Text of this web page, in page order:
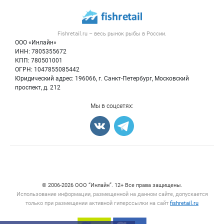
Fishretail.ru – весь рынок рыбы в России.
ООО «Инлайн»
ИНН: 7805355672
КПП: 780501001
ОГРН: 1047855085442
Юридический адрес: 196066, г. Санкт-Петербург, Московский
проспект, д. 212
Публичная оферта
Контактная информация
Политика обработки персональных данных
Новости рынка
Блог
Рыба
Икра
Мы в соцсетях:
© 2006‑2026 ООО “Инлайн”. 12+ Все права защищены.
Использование информации, размещенной на данном сайте, допускается
только при размещении активной гиперссылки на сайт fishretail.ru